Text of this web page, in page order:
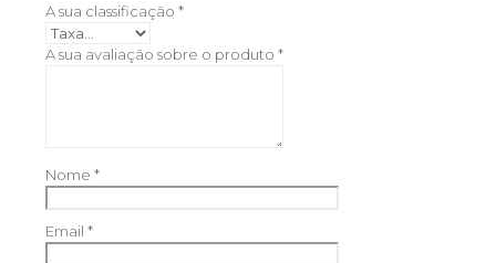
A sua classificação *
A sua avaliação sobre o produto *
Nome *
Email *